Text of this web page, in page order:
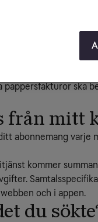
en
pappersfakturor ska
från mitt
abonnemang varje
kommer
och i appen.
du